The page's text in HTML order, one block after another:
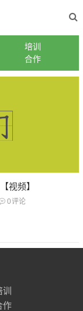
培训
合作
视频】
0评论
训
作